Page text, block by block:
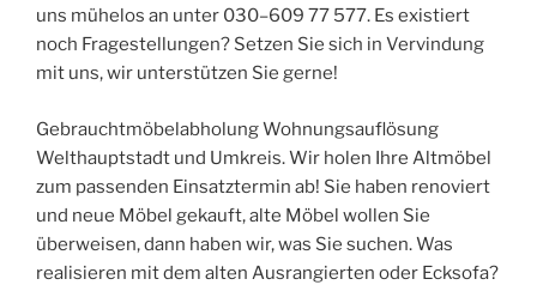
uns mühelos an unter 030–609 77 577. Es existiert
noch Fragestellungen? Setzen Sie sich in Vervindung
mit uns, wir unterstützen Sie gerne!
Gebrauchtmöbelabholung Wohnungsauflösung
Welthauptstadt und Umkreis. Wir holen Ihre Altmöbel
zum passenden Einsatztermin ab! Sie haben renoviert
und neue Möbel gekauft, alte Möbel wollen Sie
überweisen, dann haben wir, was Sie suchen. Was
realisieren mit dem alten Ausrangierten oder Ecksofa?